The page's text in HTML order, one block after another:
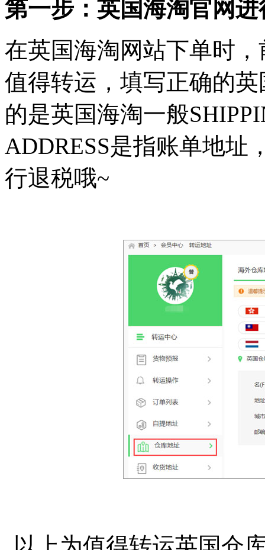
第一步：英国海淘官网
在英国海淘网站下单时
值得转运，填写正确的
的是英国海淘一般
ADDRESS是指账单地址
行退税哦~